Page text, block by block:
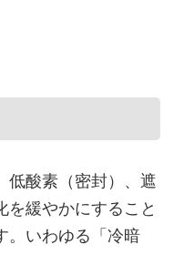
酸素（密封）、遮
を緩やかにすること
。いわゆる「冷暗